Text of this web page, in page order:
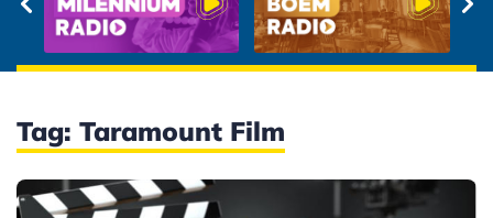
Tag: Taramount Film